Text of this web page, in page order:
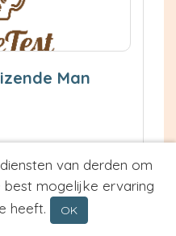
Man
Neem contact op
van derden om
mogelijke ervaring
heeft.
OK